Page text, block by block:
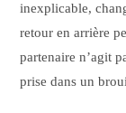
inexplicable,
retour en arrière
partenaire n’agit
prise dans un